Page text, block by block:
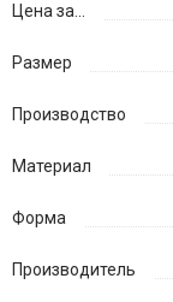
Цена за...
Размер
Производство
Материал
Форма
Производитель